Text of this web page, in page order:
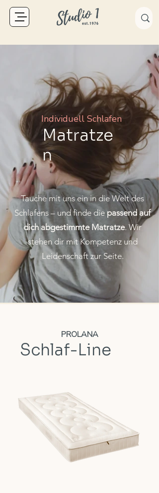
Tauche mit uns ein in die Welt des
Schlafens – und finde die passend auf
dich abgestimmte Matratze. Wir
stehen dir mit Kompetenz und
Leidenschaft zur Seite.
Matratze
n
Individuell Schlafen
PROLANA
Schlaf-Line